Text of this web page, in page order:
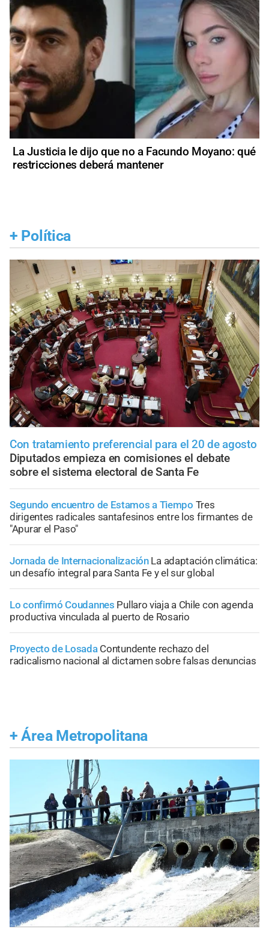
La Justicia le dijo que no a Facundo Moyano: qué
restricciones deberá mantener
+ Política
Con tratamiento preferencial para el 20 de agosto
Diputados empieza en comisiones el debate
sobre el sistema electoral de Santa Fe
Segundo encuentro de Estamos a Tiempo Tres
dirigentes radicales santafesinos entre los firmantes de
"Apurar el Paso"
Jornada de Internacionalización La adaptación climática:
un desafío integral para Santa Fe y el sur global
Lo confirmó Coudannes Pullaro viaja a Chile con agenda
productiva vinculada al puerto de Rosario
Proyecto de Losada Contundente rechazo del
radicalismo nacional al dictamen sobre falsas denuncias
+ Área Metropolitana